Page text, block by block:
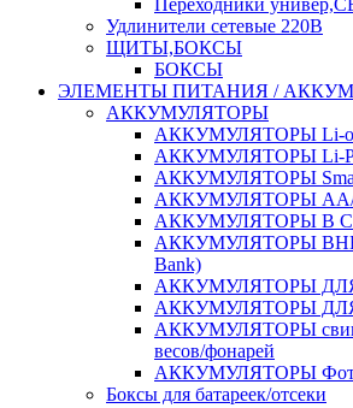
Переходники
Удлинители сетевые 220В
ЩИТЫ,БОКСЫ
БОКСЫ
ЭЛЕМЕНТЫ ПИТАНИЯ /
АККУМУЛЯТОРЫ
АККУМУЛЯТОРЫ Li-
АККУМУЛЯТОРЫ Li-
АККУМУЛЯТОРЫ
АККУМУЛЯТОРЫ АА/
АККУМУЛЯТОРЫ В
АККУМУЛЯТОРЫ
Bank)
АККУМУЛЯТОРЫ
АККУМУЛЯТОРЫ
АККУМУЛЯТОРЫ
весов/фонарей
АККУМУЛЯТОРЫ
Боксы для батареек/отсеки